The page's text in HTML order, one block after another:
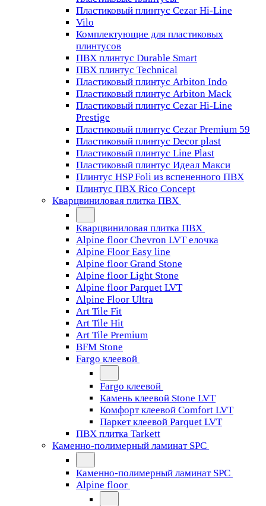
Пластиковый плинтус Cezar Hi-Line
Vilo
Комплектующие для пластиковых
плинтусов
ПВХ плинтус Durable Smart
ПВХ плинтус Technical
Пластиковый плинтус Arbiton Indo
Пластиковый плинтус Arbiton Mack
Пластиковый плинтус Cezar Hi-Line
Prestige
Пластиковый плинтус Cezar Premium 59
Пластиковый плинтус Decor plast
Пластиковый плинтус Line Plast
Пластиковый плинтус Идеал Макси
Плинтус HSP Foli из вспененного ПВХ
Плинтус ПВХ Rico Concept
Кварцвиниловая плитка ПВХ
Кварцвиниловая плитка ПВХ
Alpine floor Chevron LVT елочка
Alpine Floor Easy line
Alpine floor Grand Stone
Alpine floor Light Stone
Alpine floor Parquet LVT
Alpine Floor Ultra
Art Tile Fit
Art Tile Hit
Art Tile Premium
BFM Stone
Fargo клеевой
Fargo клеевой
Камень клеевой Stone LVT
Комфорт клеевой Comfort LVT
Паркет клеевой Parquet LVT
ПВХ плитка Tarkett
Каменно-полимерный ламинат SPC
Каменно-полимерный ламинат SPC
Alpine floor